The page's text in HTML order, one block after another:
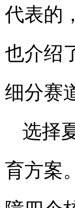
代表的
也介绍
细分赛
选择
育方案